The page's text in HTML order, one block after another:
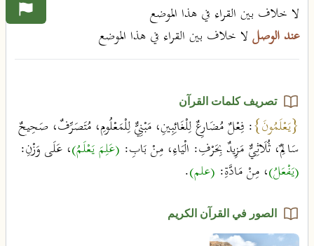
لا خلاف بين القراء في هذا الموضع
عند الوصللا خلاف بين القراء في هذا الموضع
تصريف كلمات القرآن
{يَعْلَمُونَ}: فِعْلٌ مُضَارِعٌ لِلْغَائِبِينِ، مَبْنِيٌّ لِلْمَعْلُومِ، مُتَصَرِّفٌ، صَحِيحٌ
سَالِمٌ، ثُلَاثِيٌّ مَزِيدٌ بِحَرْفِ: الْيَاءِ، مِنْ بَابِ: (عَلِمَ يَعْلَمُ)، عَلَى وَزْنِ:
(يَفْعَلُ)، مِنْ مَادَّةِ: (علم).
الصور في القرآن الكريم